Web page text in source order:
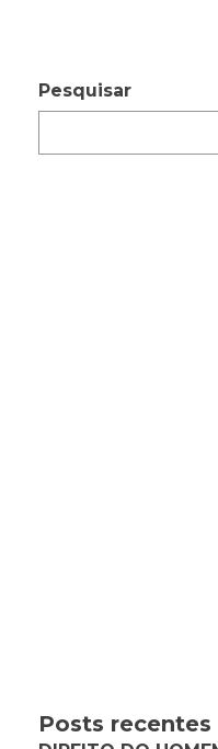
Pesquisar
Posts recentes